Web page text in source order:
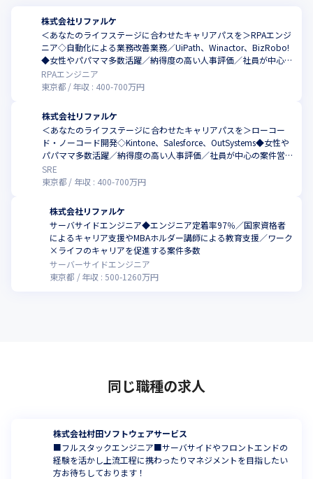
株式会社リファルケ
＜あなたのライフステージに合わせたキャリアパスを＞RPAエンジ
ニア◇自動化による業務改善業務／UiPath、Winactor、BizRobo!
◆女性やパパママ多数活躍／納得度の高い人事評価／社員が中心の
案件営業／年休130日／エンジニア定着率97%
RPAエンジニア
東京都
年収 : 400-700万円
株式会社リファルケ
＜あなたのライフステージに合わせたキャリアパスを＞ローコー
ド・ノーコード開発◇Kintone、Salesforce、OutSystems◆女性や
パパママ多数活躍／納得度の高い人事評価／社員が中心の案件営業
／年休130日／エンジニア定着率97%
SRE
東京都
年収 : 400-700万円
株式会社リファルケ
サーバサイドエンジニア◆エンジニア定着率97％／国家資格者
によるキャリア支援やMBAホルダー講師による教育支援／ワーク
×ライフのキャリアを促進する案件多数
サーバーサイドエンジニア
東京都
年収 :500-1260万円
同じ職種の求人
株式会社村田ソフトウェアサービス
■フルスタックエンジニア■サーバサイドやフロントエンドの
経験を活かし上流工程に携わったりマネジメントを目指したい
方お待ちしております！